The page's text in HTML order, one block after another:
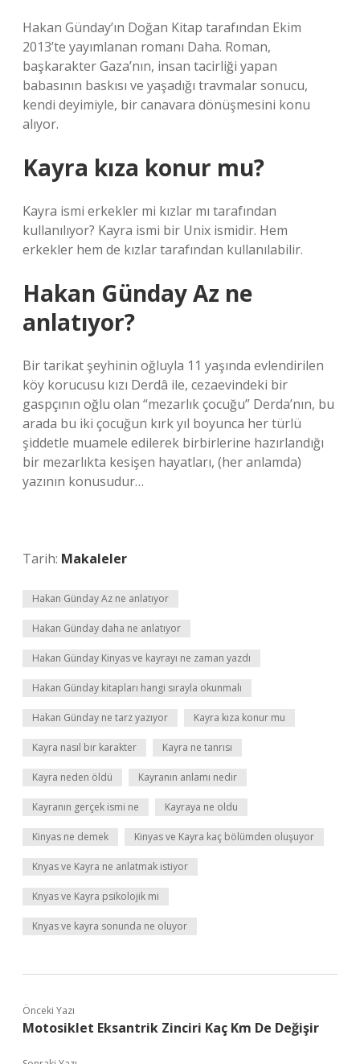
Hakan Günday’ın Doğan Kitap tarafından Ekim
2013’te yayımlanan romanı Daha. Roman,
başkarakter Gaza’nın, insan tacirliği yapan
babasının baskısı ve yaşadığı travmalar sonucu,
kendi deyimiyle, bir canavara dönüşmesini konu
alıyor.
Kayra kıza konur mu?
Kayra ismi erkekler mi kızlar mı tarafından
kullanılıyor? Kayra ismi bir Unix ismidir. Hem
erkekler hem de kızlar tarafından kullanılabilir.
Hakan Günday Az ne
anlatıyor?
Bir tarikat şeyhinin oğluyla 11 yaşında evlendirilen
köy korucusu kızı Derdâ ile, cezaevindeki bir
gaspçının oğlu olan “mezarlık çocuğu” Derda’nın, bu
arada bu iki çocuğun kırk yıl boyunca her türlü
şiddetle muamele edilerek birbirlerine hazırlandığı
bir mezarlıkta kesişen hayatları, (her anlamda)
yazının konusudur…
Tarih: Makaleler
Hakan Günday Az ne anlatıyor
Hakan Günday daha ne anlatıyor
Hakan Günday Kinyas ve kayrayı ne zaman yazdı
Hakan Günday kitapları hangi sırayla okunmalı
Hakan Günday ne tarz yazıyor Kayra kıza konur mu
Kayra nasıl bir karakter Kayra ne tanrısı
Kayra neden öldü Kayranın anlamı nedir
Kayranın gerçek ismi ne Kayraya ne oldu
Kinyas ne demek Kinyas ve Kayra kaç bölümden oluşuyor
Knyas ve Kayra ne anlatmak istiyor
Knyas ve Kayra psikolojik mi
Knyas ve kayra sonunda ne oluyor
Önceki Yazı
Motosiklet Eksantrik Zinciri Kaç Km De Değişir